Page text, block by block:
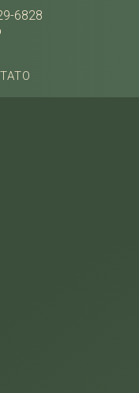
6828